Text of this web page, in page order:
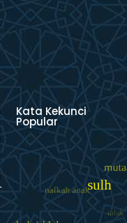
Kata Kekunci
Popular